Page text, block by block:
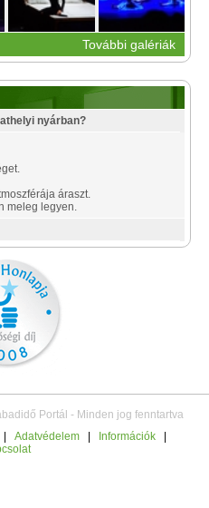
További galériák
nyárban?
áraszt.
meleg legyen.
Portál - Minden jog fenntartva
Adatvédelem Információk